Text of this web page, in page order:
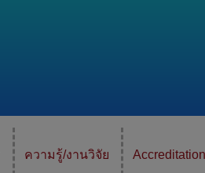
ความรู้/งานวิจัย Accreditation